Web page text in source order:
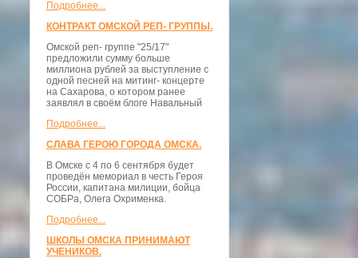
Подробнее...
КОНТРАКТ ОМСКОЙ РЕП- ГРУППЫ.
Омской реп- группе "25/17"
предложили сумму больше
миллиона рублей за выступление с
одной песней на митинг- концерте
на Сахарова, о котором ранее
заявлял в своём блоге Навальный
Подробнее...
СЛАВА ГЕРОЮ ГОРОДА ОМСКА.
В Омске с 4 по 6 сентября будет
проведён мемориал в честь Героя
России, капитана милиции, бойца
СОБРа, Олега Охрименка.
Подробнее...
ШКОЛЫ ОМСКА ПРИНИМАЮТ
УЧЕНИКОВ.